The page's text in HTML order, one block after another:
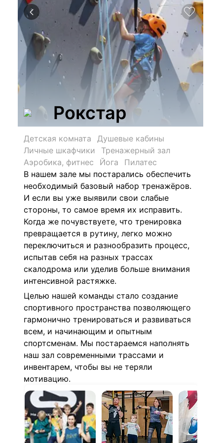
Рокстар
Детская комната
Душевые кабины
Личные шкафчики
Тренажерный зал
Аэробика, фитнес
Йога
Пилатес
В нашем зале мы постарались обеспечить
необходимый базовый набор тренажёров.
И если вы уже выявили свои слабые
стороны, то самое время их исправить.
Когда же почувствуете, что тренировка
превращается в рутину, легко можно
переключиться и разнообразить процесс,
испытав себя на разных трассах
скалодрома или уделив больше внимания
интенсивной растяжке.
Целью нашей команды стало создание
спортивного пространства позволяющего
гармонично тренироваться и развиваться
всем, и начинающим и опытным
спортсменам. Мы постараемся наполнять
наш зал современными трассами и
инвентарем, чтобы вы не теряли
мотивацию.